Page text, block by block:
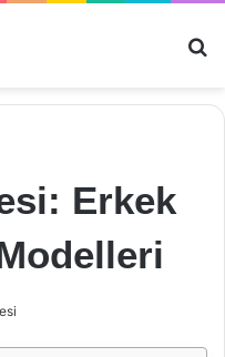
Erkek